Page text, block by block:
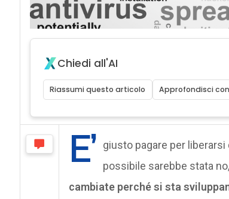
Chiedi all'AI
Riassumi questo articolo Approfondisci
E’ giusto pagare per liberarsi
possibile sarebbe stata no,
cambiate perché si sta